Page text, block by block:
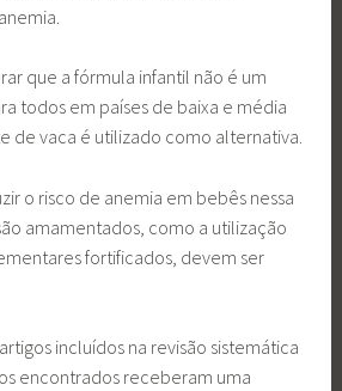
que a fórmula infantil não é um
todos em países de baixa e média
de vaca é utilizado como alternativa.
o risco de anemia em bebês nessa
amamentados, como a utilização
fortificados, devem ser
incluídos na revisão sistemática
encontrados receberam uma